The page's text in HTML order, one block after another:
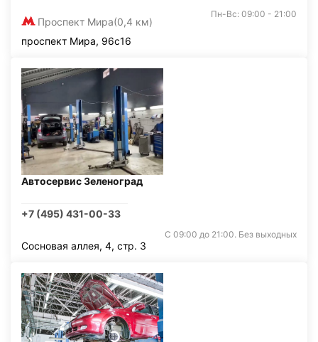
Проспект Мира(0,4 км)
Пн-Вс: 09:00 - 21:00
проспект Мира, 96с16
Автосервис Зеленоград
+7 (495) 431-00-33
С 09:00 до 21:00. Без выходных
Сосновая аллея, 4, стр. 3